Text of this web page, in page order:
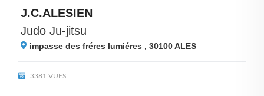
J.C.ALESIEN
Judo Ju-jitsu
impasse des fréres lumiéres , 30100ALES
3381 VUES